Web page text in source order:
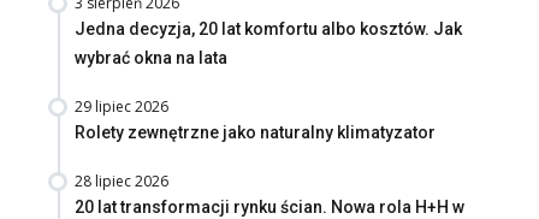
Jedna decyzja, 20 lat komfortu albo kosztów. Jak
wybrać okna na lata
29 lipiec 2026
Rolety zewnętrzne jako naturalny klimatyzator
28 lipiec 2026
20 lat transformacji rynku ścian. Nowa rola H+H w